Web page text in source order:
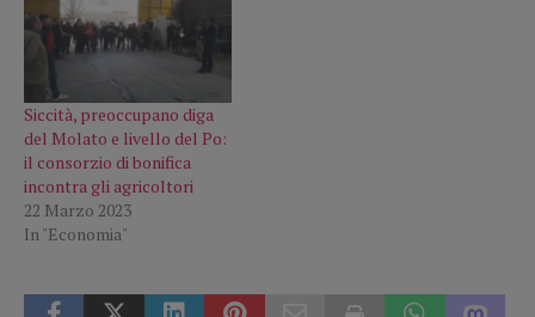
Siccità, preoccupano diga
del Molato e livello del Po:
il consorzio di bonifica
incontra gli agricoltori
22 Marzo 2023
In "Economia"